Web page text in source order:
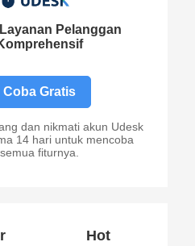
Pelanggan
Coba Gratis
dan nikmati akun Udesk
14 hari untuk mencoba
semua fiturnya.
Hot